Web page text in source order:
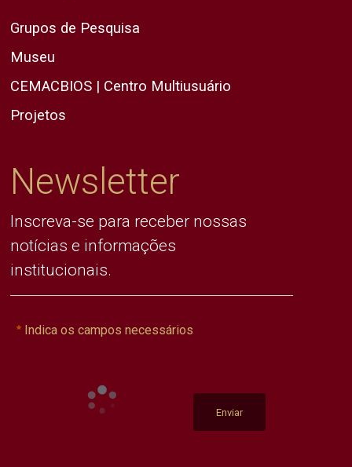
Grupos de Pesquisa
Museu
CEMACBIOS | Centro Multiusuário
Projetos
Newsletter
Inscreva-se para receber nossas
notícias e informações
institucionais.
Indica os campos necessários
Enviar